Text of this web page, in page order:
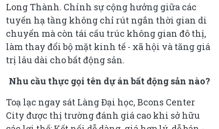
Long Thành. Chính sự cộng hưởng giữa các
tuyến hạ tầng không chỉ rút ngắn thời gian di
chuyển mà còn tái cấu trúc không gian đô thị,
làm thay đổi bộ mặt kinh tế - xã hội và tăng giá
trị lâu dài cho bất động sản.
Nhu cầu thực gọi tên dự án bất động sản nào?
Toạ lạc ngay sát Làng Đại học, Bcons Center
City được thị trường đánh giá cao khi sở hữu